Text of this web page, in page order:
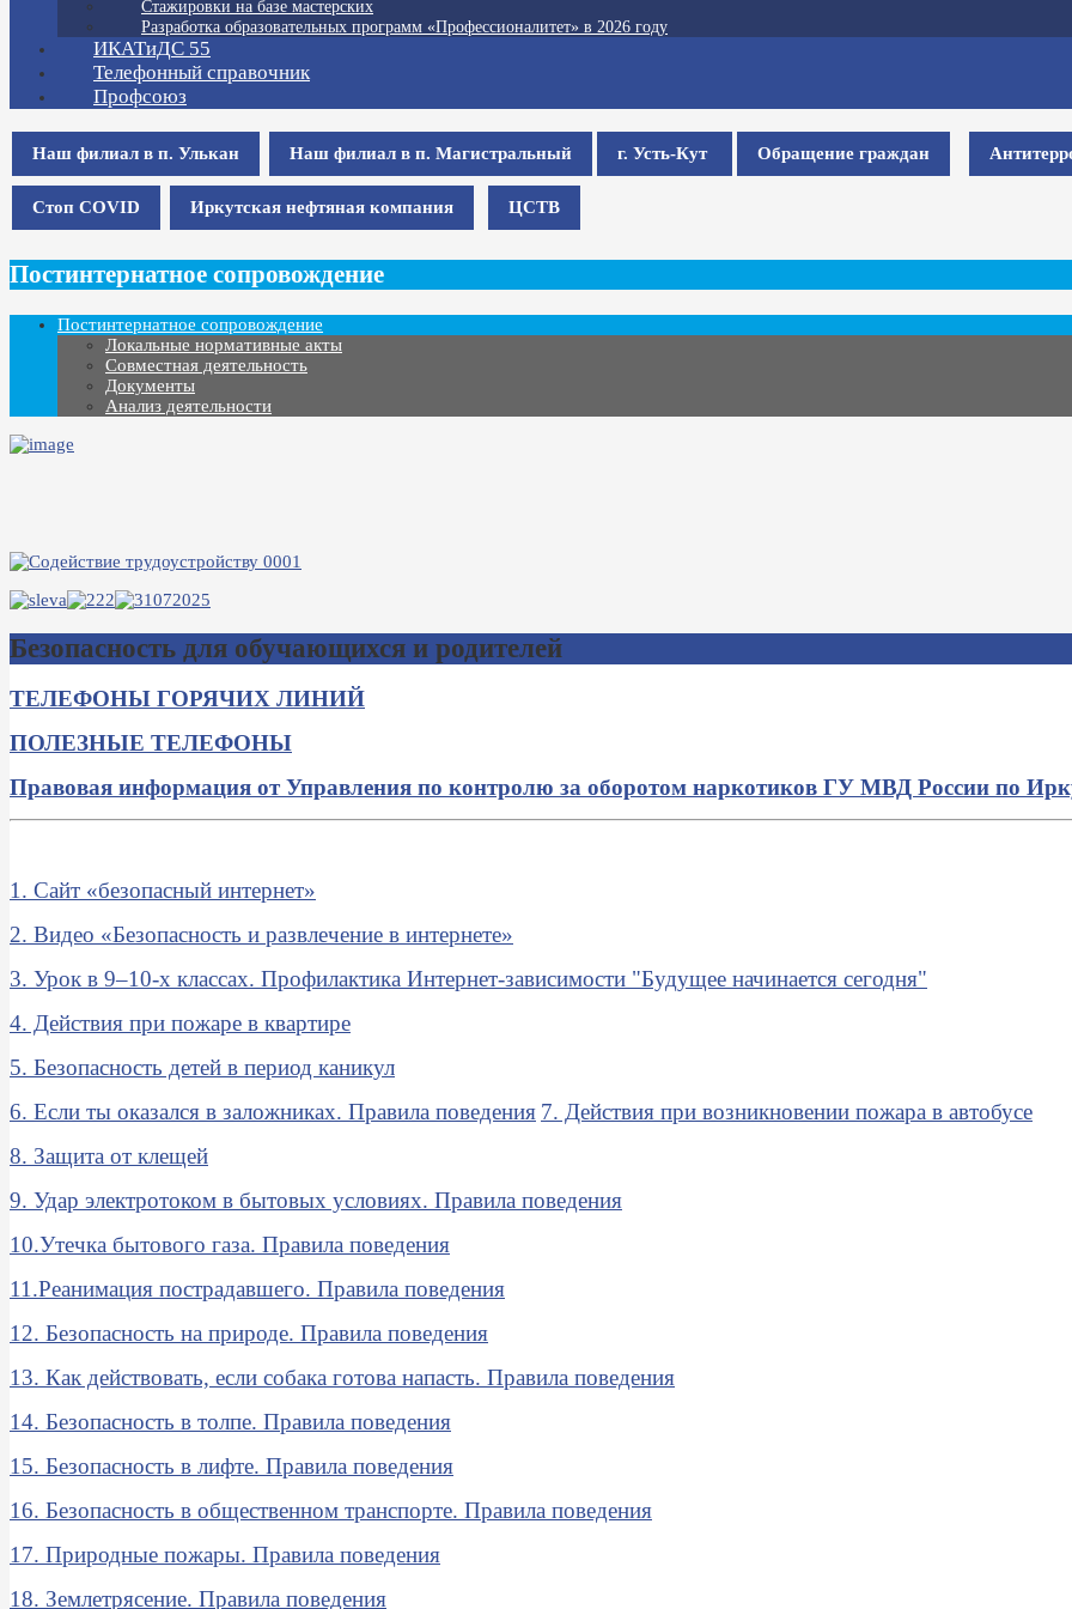
Стажировки на базе мастерских
Разработка образовательных программ «Профессионалитет» в 2026 году
ИКАТиДС 55
Телефонный справочник
Профсоюз
Наш филиал в п. Улькан Наш филиал в п. Магистральный г. Усть-Кут Обращение граждан
Стоп COVID Иркутская нефтяная компания ЦСТВ
Постинтернатное сопровождение
Постинтернатное сопровождение
Локальные нормативные акты
Совместная деятельность
Документы
Анализ деятельности
Безопасность для обучающихся и родителей
ТЕЛЕФОНЫ ГОРЯЧИХ ЛИНИЙ
ПОЛЕЗНЫЕ ТЕЛЕФОНЫ
Правовая информация от Управления по контролю за оборотом наркотиков ГУ МВД России по
1. Сайт «безопасный интернет»
2. Видео «Безопасность и развлечение в интернете»
3. Урок в 9–10-х классах. Профилактика Интернет-зависимости "Будущее начинается сегодня"
4. Действия при пожаре в квартире
5. Безопасность детей в период каникул
6. Если ты оказался в заложниках. Правила поведения 7. Действия при возникновении пожара в автобусе
8. Защита от клещей
9. Удар электротоком в бытовых условиях. Правила поведения
10.Утечка бытового газа. Правила поведения
11.Реанимация пострадавшего. Правила поведения
12. Безопасность на природе. Правила поведения
13. Как действовать, если собака готова напасть. Правила поведения
14. Безопасность в толпе. Правила поведения
15. Безопасность в лифте. Правила поведения
16. Безопасность в общественном транспорте. Правила поведения
17. Природные пожары. Правила поведения
18. Землетрясение. Правила поведения